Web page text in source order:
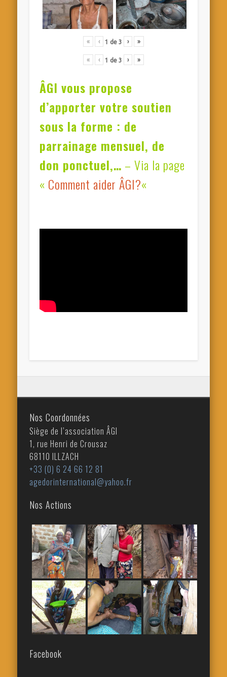
« ‹ 1 de 3 › »
« ‹ 1 de 3 › »
ÂGI vous propose
d’apporter votre soutien
sous la forme : de
parrainage mensuel, de
don ponctuel,… – Via la page
« Comment aider ÂGI?«
Nos Coordonnées
Siège de l’association ÂGI
1, rue Henri de Crousaz
68110 ILLZACH
+33 (0) 6 24 66 12 81
agedorinternational@yahoo.fr
Nos Actions
Facebook